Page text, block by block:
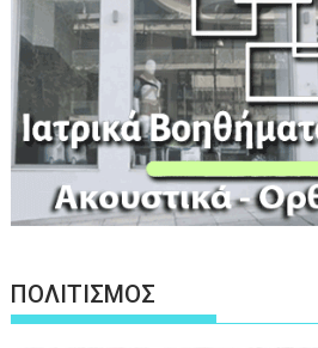
ΠΟΛΙΤΙΣΜΟΣ